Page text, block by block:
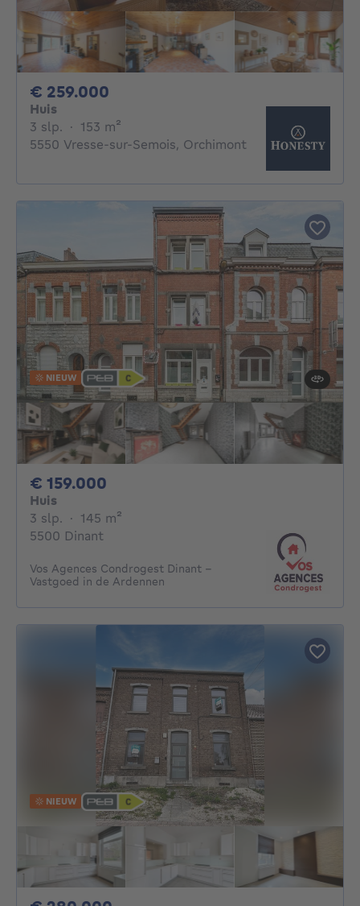
€ 259.000
Huis
3 slp. 3 slaapkamers
· 153 m²
5550 Vresse-sur-Semois, Orchimont
NIEUW
€ 159.000
Huis
3 slp. 3 slaapkamers
· 145 m²
5500 Dinant
Vos Agences Condrogest Dinant -
Vastgoed in de Ardennen
NIEUW